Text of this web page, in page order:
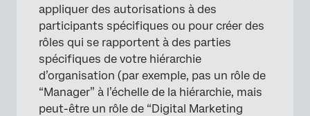
appliquer des autorisations à des
participants spécifiques ou pour créer des
rôles qui se rapportent à des parties
spécifiques de votre hiérarchie
d’organisation (par exemple, pas un rôle de
“Manager” à l’échelle de la hiérarchie, mais
peut-être un rôle de “Digital Marketing